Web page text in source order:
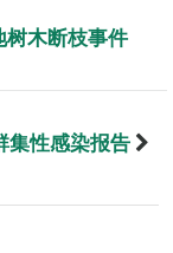
木断枝事件
集性感染报告